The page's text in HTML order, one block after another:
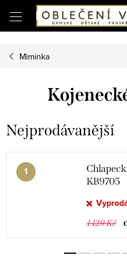
Microsoft Clarity
Přejít
na
Miminka
Nejprodávanější
KB9705
1 129 Kč